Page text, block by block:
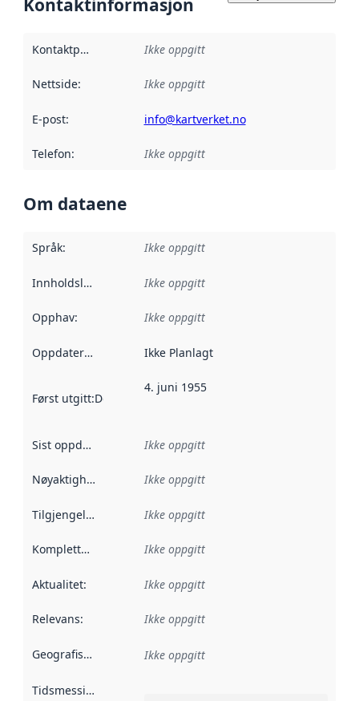
Kontaktinformasjon
Kontaktpunkt Ikke oppgitt
Nettside: Ikke oppgitt
E-post: info@kartverket.no
Telefon: Ikke oppgitt
Om dataene
Språk: Ikke oppgitt
Innholdsleverandører :
Ikke oppgitt
Opphav: Ikke oppgitt
Oppdateringsfrekvens :
Ikke Planlagt
Først utgitt:Denne datoen sier når dataene i dette
4. juni 1955
Sist oppdatert Ikke oppgitt
Nøyaktighet Ikke oppgitt
Tilgjengelighet Ikke oppgitt
Kompletthet Ikke oppgitt
Aktualitet: Ikke oppgitt
Relevans: Ikke oppgitt
Geografisk avgrensning :
Ikke oppgitt
Tidsmessig avgrensning